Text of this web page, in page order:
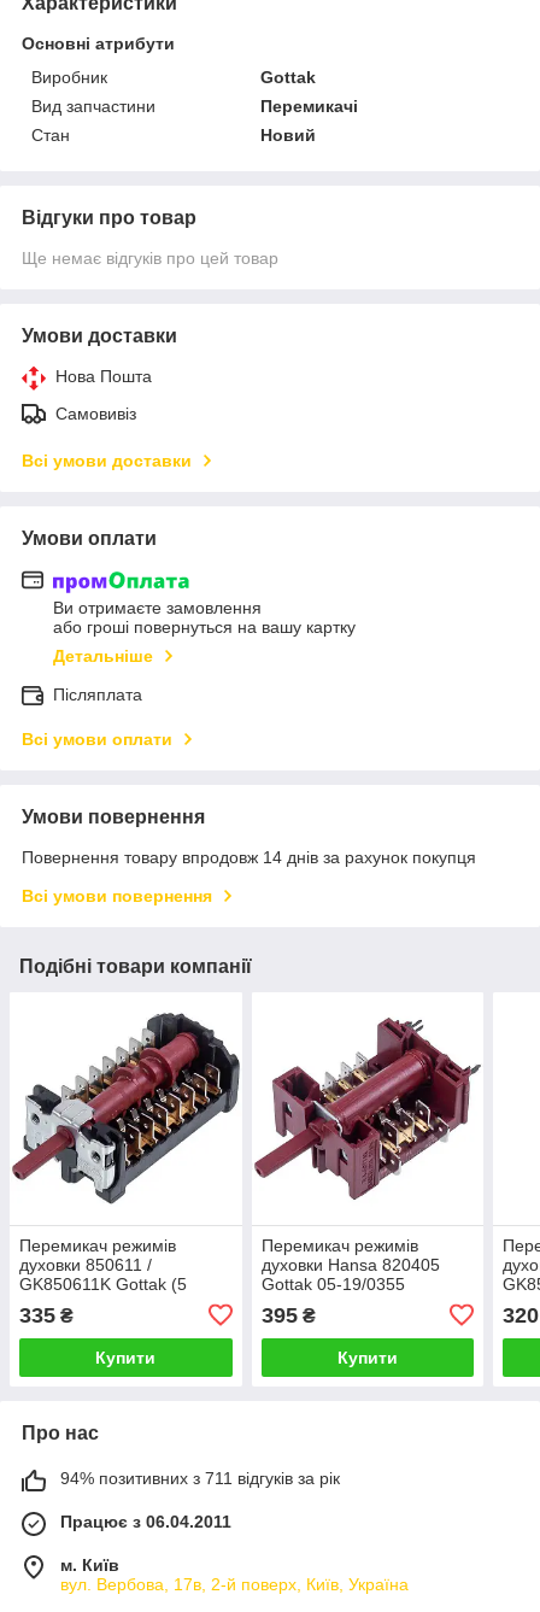
Основні атрибути
Виробник
Gottak
Вид запчастини
Перемикачі
Стан
Новий
Відгуки про товар
Ще немає відгуків про цей товар
Умови доставки
Нова Пошта
Самовивіз
Всі умови доставки
Умови оплати
Ви отримаєте замовлення
або гроші повернуться на вашу картку
Детальніше
Післяплата
Всі умови оплати
Умови повернення
Повернення товару впродовж 14 днів за рахунок покупця
Всі умови повернення
Подібні товари компанії
Перемикач режимів
духовки 850611 /
GK850611K Gottak (5
335 ₴
Купити
Перемикач режимів
духовки Hansa 820405
Gottak 05-19/0355
395₴
Купити
320
Про нас
94% позитивних з 711 відгуків за рік
Працює з 06.04.2011
м. Київ
вул. Вербова, 17в, 2-й поверх, Київ, Україна